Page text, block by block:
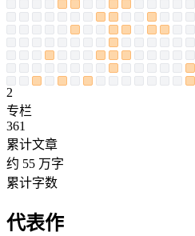
2
专栏
361
累计文章
约 55 万字
累计字数
代表作